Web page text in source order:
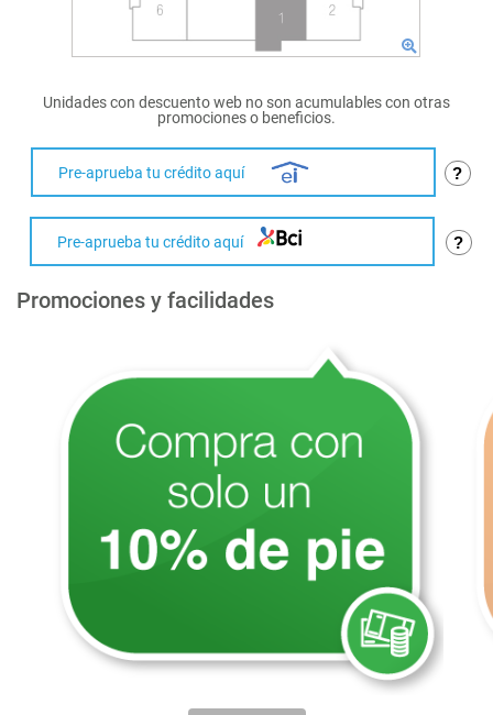
Unidades con descuento web no son acumulables con otras
promociones o beneficios.
Pre-aprueba tu crédito aquí ?
Pre-aprueba tu crédito aquí ?
Promociones y facilidades